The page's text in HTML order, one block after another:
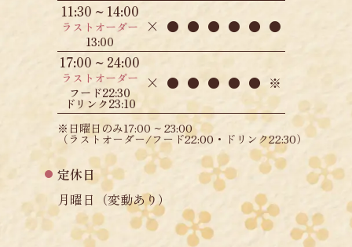
11:30 ~ 14:00
ラストオーダー
13:00
× ● ● ● ● ● ●
17:00 ~ 24:00
ラストオーダー
フード22:30
ドリンク23:10
× ● ● ● ● ● ※
※日曜日のみ17:00 ~ 23:00
（ラストオーダー/フード22:00・ドリンク22:30）
定休日
月曜日（変動あり）